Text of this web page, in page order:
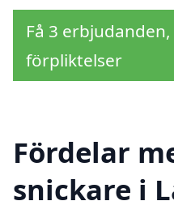
Få 3
förpliktelser
Fördelar
snickare i